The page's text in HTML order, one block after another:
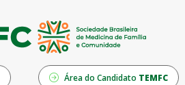
Área do Candidato TEMFC